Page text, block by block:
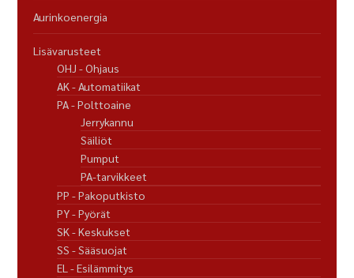
Aurinkoenergia
Lisävarusteet
OHJ - Ohjaus
AK - Automatiikat
PA - Polttoaine
Jerrykannu
Säiliöt
Pumput
PA-tarvikkeet
PP - Pakoputkisto
PY - Pyörät
SK - Keskukset
SS - Sääsuojat
EL - Esilämmitys